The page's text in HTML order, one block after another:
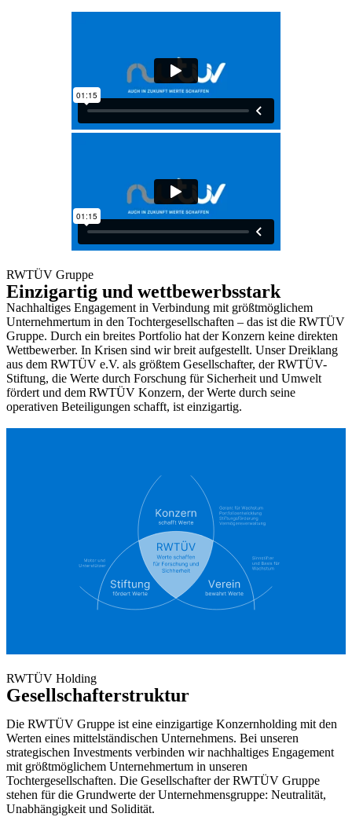
RWTÜV Gruppe
Einzigartig und wettbewerbsstark
Nachhaltiges Engagement in Verbindung mit größtmöglichem
Unternehmertum in den Tochtergesellschaften – das ist die RWTÜV
Gruppe. Durch ein breites Portfolio hat der Konzern keine direkten
Wettbewerber. In Krisen sind wir breit aufgestellt. Unser Dreiklang
aus dem RWTÜV e.V. als größtem Gesellschafter, der RWTÜV-
Stiftung, die Werte durch Forschung für Sicherheit und Umwelt
fördert und dem RWTÜV Konzern, der Werte durch seine
operativen Beteiligungen schafft, ist einzigartig.
RWTÜV Holding
Gesellschafterstruktur
Die RWTÜV Gruppe ist eine einzigartige Konzernholding mit den
Werten eines mittelständischen Unternehmens. Bei unseren
strategischen Investments verbinden wir nachhaltiges Engagement
mit größtmöglichem Unternehmertum in unseren
Tochtergesellschaften. Die Gesellschafter der RWTÜV Gruppe
stehen für die Grundwerte der Unternehmensgruppe: Neutralität,
Unabhängigkeit und Solidität.